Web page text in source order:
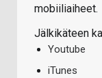
mobiiliaiheet.
Jälkikäteen
Youtube
iTunes